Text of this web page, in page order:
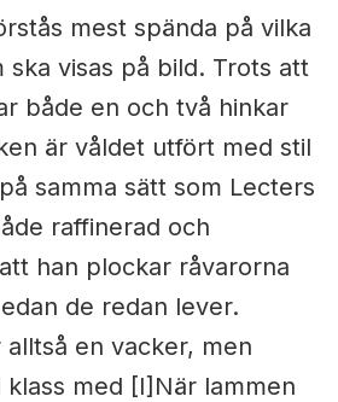
mest spända på vilka
ska visas på bild. Trots att
både en och två hinkar
är våldet utfört med stil
samma sätt som Lecters
raffinerad och
han plockar råvarorna
de redan lever.
en vacker, men
med [I]När lammen